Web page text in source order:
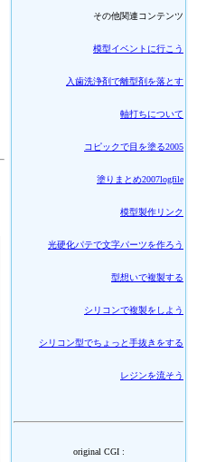
その他関連コンテンツ
模型イベントに行こう
入歯洗浄剤で離型剤を落とす
軸打ちについて
コピックで目を塗る2005
塗りまとめ2007logfile
模型製作リンク
光硬化パテで文字パーツを作ろう
型想いで複製する
シリコンで複製をしよう
シリコン型でちょっと手抜きをする
レジンを流そう
original CGI :